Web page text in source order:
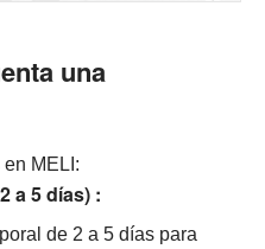
una
MELI:
a 5 días) :
de 2 a 5 días para